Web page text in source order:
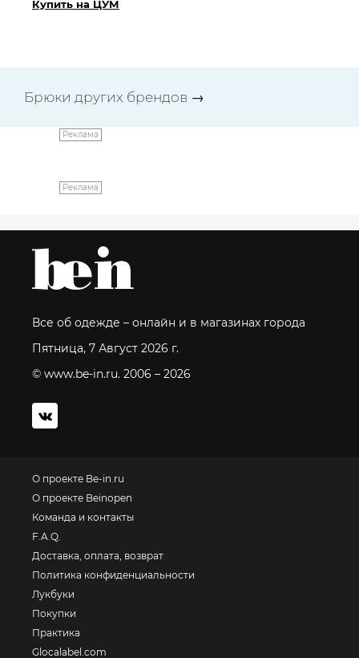
Купить на ЦУМ
Брюки других брендов →
Реклама
Реклама
Все об одежде – онлайн и в магазинах города
Пятница, 7 Август 2026 г.
© www.be-in.ru. 2006 – 2026
О проекте Be-in.ru
О проекте Beinopen
Команда и контакты
F.A.Q.
Доставка, оплата, возврат
Политика конфиденциальности
Лукбуки
Покупки
Практика
Glocalabel.com